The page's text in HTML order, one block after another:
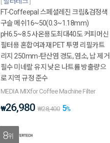
FT-Coffeepal 스페셜레진 크림&검정색
구슬 메쉬16~50(0.3~1.18mm)
pH6.5~8.5 사온용도최대40도 커피머신
필터용 혼합여과재 PET 투명 리필카트
리지 250mm-탄산염 경도, 염소, 납 제거
필수 미네랄 유지 낮은 나트륨 방출량으
로 지역 규정 준수
MEDIA MIXfor Coffee Machine Filter
₩26,980 ₩28,400 5%
8위